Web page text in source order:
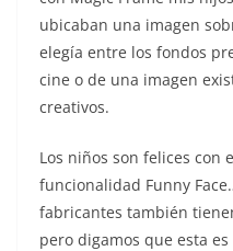
ubicaban una imagen
elegía entre los fondos
cine o de una imagen
creativos.
Los niños son felices con
funcionalidad Funny
fabricantes también
pero digamos que esta